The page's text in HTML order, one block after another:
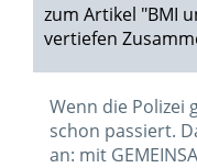
zum Artikel "BMI
vertiefen
Wenn die Polizei
schon passiert.
an: mit